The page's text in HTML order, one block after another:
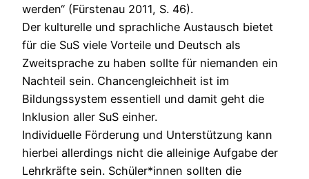
werden“ (Fürstenau 2011, S. 46).
Der kulturelle und sprachliche Austausch bietet
für die SuS viele Vorteile und Deutsch als
Zweitsprache zu haben sollte für niemanden ein
Nachteil sein. Chancengleichheit ist im
Bildungssystem essentiell und damit geht die
Inklusion aller SuS einher.
Individuelle Förderung und Unterstützung kann
hierbei allerdings nicht die alleinige Aufgabe der
Lehrkräfte sein. Schüler*innen sollten die